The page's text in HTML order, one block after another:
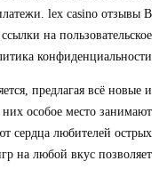
lex casino отзывы В
на пользовательское
конфиденциальности».
предлагая всё новые и
особое место занимают
сердца любителей острых
на любой вкус позволяет